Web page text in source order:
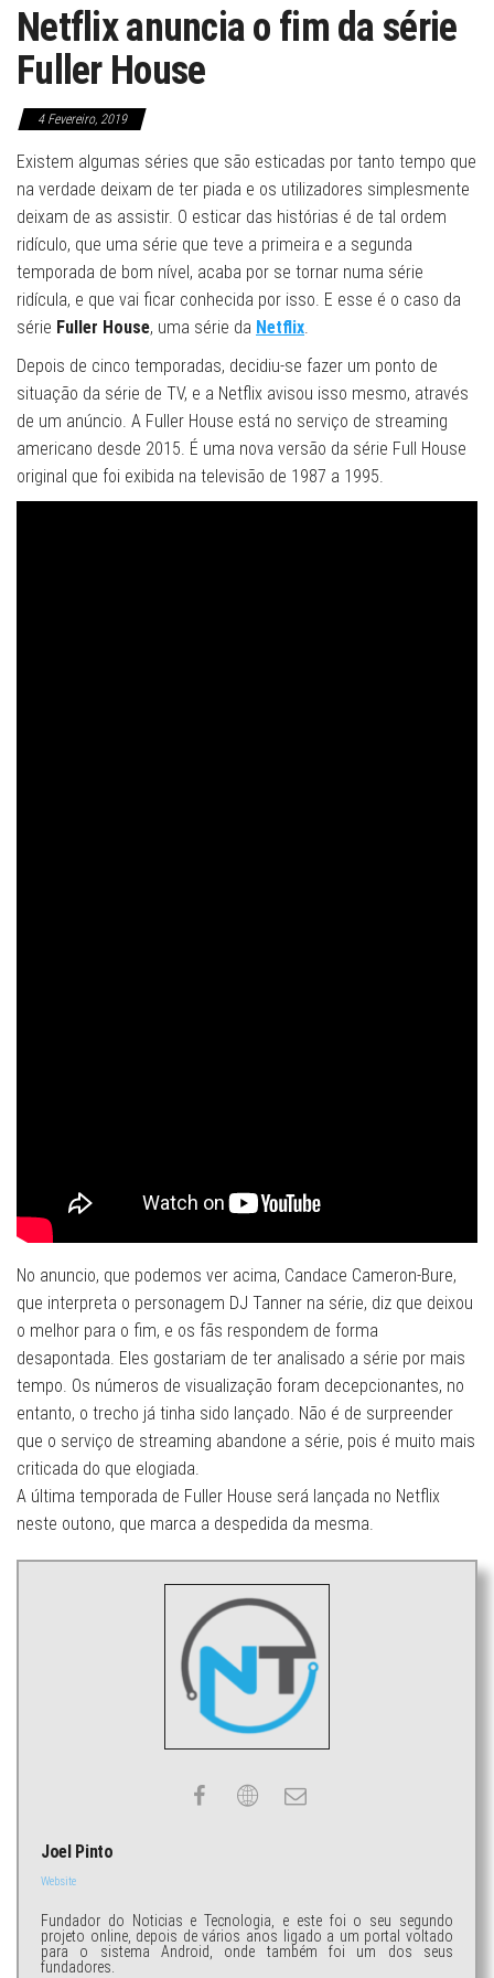
Netflix anuncia o fim da série
Fuller House
4 Fevereiro, 2019
Existem algumas séries que são esticadas por tanto tempo que
na verdade deixam de ter piada e os utilizadores simplesmente
deixam de as assistir. O esticar das histórias é de tal ordem
ridículo, que uma série que teve a primeira e a segunda
temporada de bom nível, acaba por se tornar numa série
ridícula, e que vai ficar conhecida por isso. E esse é o caso da
série Fuller House, uma série da Netflix.
Depois de cinco temporadas, decidiu-se fazer um ponto de
situação da série de TV, e a Netflix avisou isso mesmo, através
de um anúncio. A Fuller House está no serviço de streaming
americano desde 2015. É uma nova versão da série Full House
original que foi exibida na televisão de 1987 a 1995.
No anuncio, que podemos ver acima, Candace Cameron-Bure,
que interpreta o personagem DJ Tanner na série, diz que deixou
o melhor para o fim, e os fãs respondem de forma
desapontada. Eles gostariam de ter analisado a série por mais
tempo. Os números de visualização foram decepcionantes, no
entanto, o trecho já tinha sido lançado. Não é de surpreender
que o serviço de streaming abandone a série, pois é muito mais
criticada do que elogiada.
A última temporada de Fuller House será lançada no Netflix
neste outono, que marca a despedida da mesma.
Joel Pinto
Website
Fundador do Noticias e Tecnologia, e este foi o seu segundo
projeto online, depois de vários anos ligado a um portal voltado
para o sistema Android, onde também foi um dos seus
fundadores.